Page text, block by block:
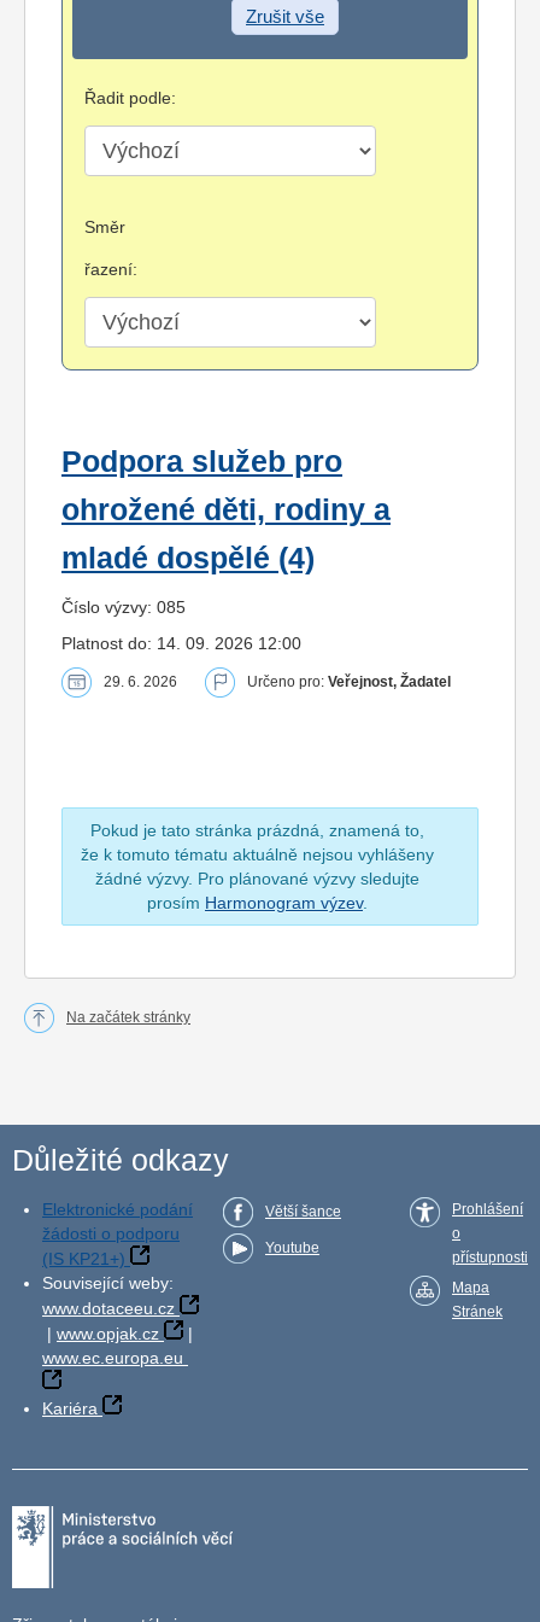
Zrušit vše
Řadit podle:
Směr
řazení:
Podpora služeb pro
ohrožené děti, rodiny a
mladé dospělé (4)
Číslo výzvy: 085
Platnost do: 14. 09. 2026 12:00
29. 6. 2026 Určeno pro: Veřejnost, Žadatel
Pokud je tato stránka prázdná, znamená to,
že k tomuto tématu aktuálně nejsou vyhlášeny
žádné výzvy. Pro plánované výzvy sledujte
prosím Harmonogram výzev.
Na začátek stránky
Důležité odkazy
Elektronické podání
žádosti o podporu
(IS KP21+)
Související weby:
www.dotaceeu.cz
| www.opjak.cz
|
www.ec.europa.eu
Kariéra
Větší šance
Youtube
Prohlášení
o
přístupnosti
Mapa
Stránek